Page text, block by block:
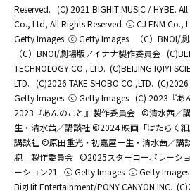
Reserved. (C) 2021 BIGHIT MUSIC / HYBE.
Co., Ltd, All Rights Reserved ⓒ CJ ENM Co.,
Getty Images ⓒ Getty Images
（C）BNOI/
（C）BNOI/劇場版アイナナ製作委員会
TECHNOLOGY CO., LTD. (C)BEIJING IQIYI
LTD. (C)2026 TAKE SHOBO CO.,LTD. (C)2026
Getty Images ⓒ Getty Images (C) 2023『あ
2023『あんのこと』製作委員会 ©清水茜／
生・清水茜／講談社 ©2024 映画「はたらく
講談社 ©原田重光・初嘉屋一生・清水茜／講
胞」製作委員会 ©2025スターコーポレーシ
ーション21 ⓒ Getty Images ⓒ Getty Images
BigHit Entertainment/PONY CANYON INC.